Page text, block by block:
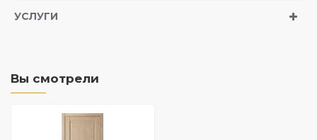
УСЛУГИ
Вы смотрели